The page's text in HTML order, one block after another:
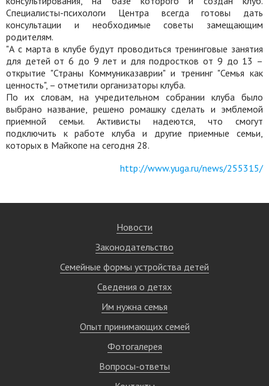
Специалисты-психологи Центра всегда готовы дать
консультации и необходимые советы замещающим
родителям.
"А с марта в клубе будут проводиться тренинговые занятия
для детей от 6 до 9 лет и для подростков от 9 до 13 –
открытие "Страны Коммуниказаврии" и тренинг "Семья как
ценность", – отметили организаторы клуба.
По их словам, на учредительном собрании клуба было
выбрано название, решено ромашку сделать и эмблемой
приемной семьи. Активисты надеются, что смогут
подключить к работе клуба и другие приемные семьи,
которых в Майкопе на сегодня 28.
http://www.yuga.ru/news/255315/
Новости
Законодательство
Семейные формы устройства детей
Сведения о детях
Им нужна семья
Опыт принимающих семей
Фотогалерея
Вопросы-ответы